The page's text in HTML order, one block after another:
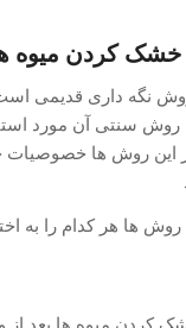
نگه داری قدیمی است
روش سنتی آن مورد
این روش ها خصوصیات
روش ها هر کدام را به
کردن میوه ها بعد از